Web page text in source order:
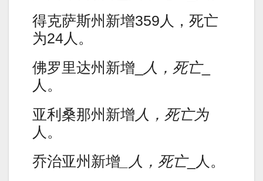
得克萨斯州新增359人，死亡
为24人。
佛罗里达州新增_
人，死亡_
人。
亚利桑那州新增 人，死亡为
人。
乔治亚州新增 _人，死亡_人。